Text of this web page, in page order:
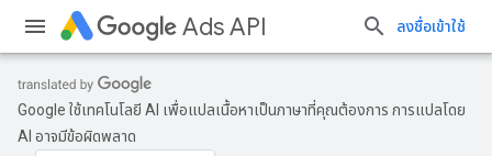
Ads API ลงชื่อเข้าใช้
Google ใช้เทคโนโลยี AI เพื่อแปลเนื้อหาเป็นภาษาที่คุณต้องการ การแปลโดย
AI อาจมีข้อผิดพลาด